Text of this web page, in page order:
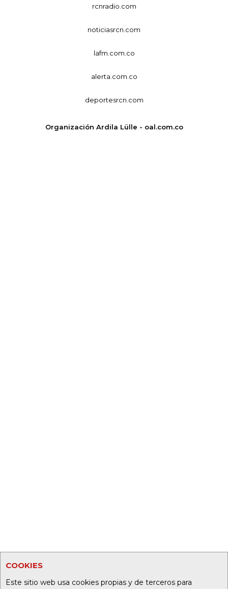
COOKIES
Este sitio web usa cookies propias y de terceros para
rcnradio.com
noticiasrcn.com
lafm.com.co
alerta.com.co
deportesrcn.com
Organización Ardila Lülle - oal.com.co